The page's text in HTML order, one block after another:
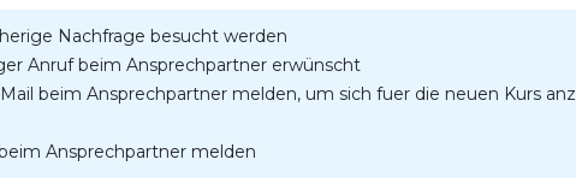
Nachfrage besucht werden
Anruf beim Ansprechpartner erwünscht
beim Ansprechpartner melden, um sich fuer die neuen Kurs
Ansprechpartner melden